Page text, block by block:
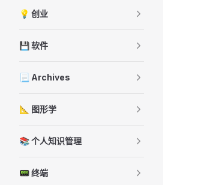
💡 创业
💾 软件
📃 Archives
📐 图形学
📚 个人知识管理
📟 终端